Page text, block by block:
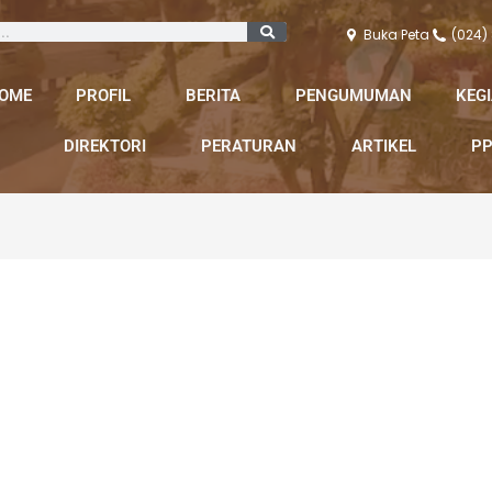
Buka Peta (024)
PROFIL BERITA PENGUMUMAN
DIREKTORI PERATURAN ARTIKEL